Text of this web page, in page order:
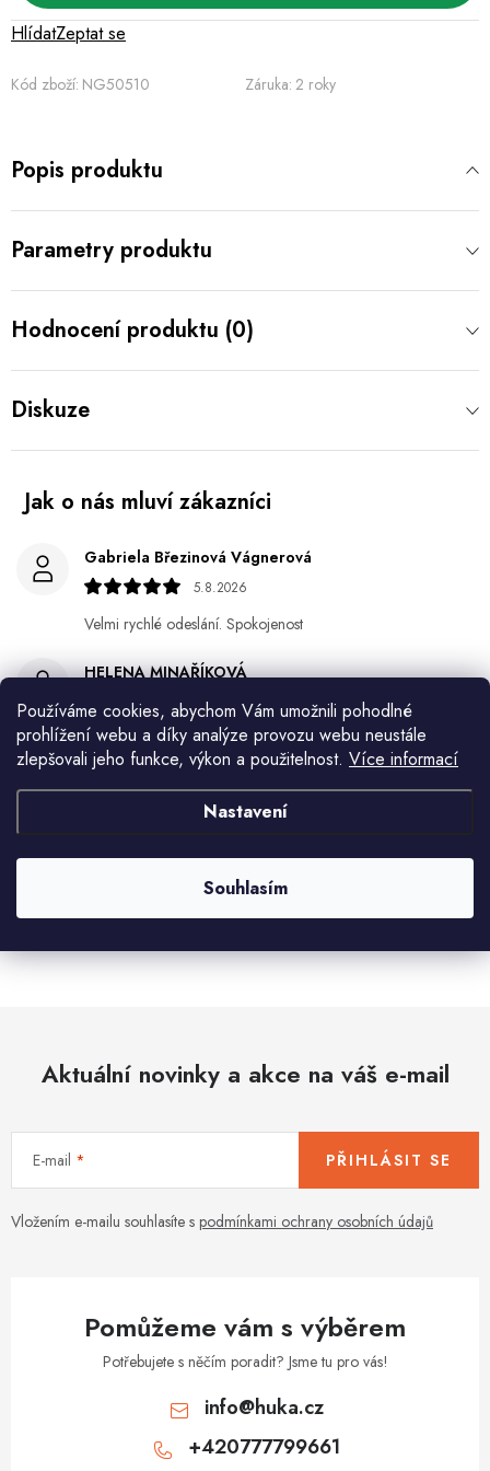
Používáme cookies, abychom Vám umožnili pohodlné
prohlížení webu a díky analýze provozu webu neustále
zlepšovali jeho funkce, výkon a použitelnost. Více informací
Nastavení
Souhlasím
Kód zboží: NG50510 Záruka: 2 roky
Zeptat se
Hlídat
Popis produktu
Parametry produktu
Hodnocení produktu (0)
Diskuze
Gabriela Březinová Vágnerová
5.8.2026
Velmi rychlé odeslání. Spokojenost
HELENA MINAŘÍKOVÁ
5.8.2026
Je sice větší ale vypadá dobře
Ivana Mimrackova
4.8.2026
Jaroslav Kováč
2.8.2026
Aktuální novinky a akce na váš e-mail
E-mail
Vložením e-mailu souhlasíte s podmínkami ochrany osobních údajů
PŘIHLÁSIT SE
Pomůžeme vám s výběrem
Potřebujete s něčím poradit? Jsme tu pro vás!
info@huka.cz
+420777799661